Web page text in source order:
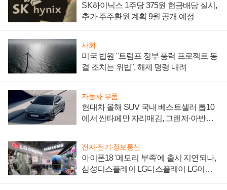
SK하이닉스 1주당 375원 현금배당 실시,
추가 주주환원 계획 9월 공개 예정
사회
미국 법원 "트럼프 정부 풍력 프로젝트 동
결 조치는 위법", 해제 명령 내려
자동차·부품
현대차 올해 SUV 국내 베스트셀러 톱10
에서 싼타페만 자리매김, 그랜저·아반떼
전자·전기·정보통신
아이폰18 '메모리 부족'에 출시 지연되나,
삼성디스플레이 LG디스플레이 LG이노